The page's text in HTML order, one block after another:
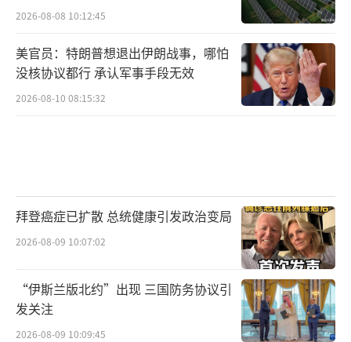
2026-08-08 10:12:45
美官员：特朗普想退出伊朗战事，哪怕
没核协议都行 承认军事手段无效
2026-08-10 08:15:32
拜登癌症已扩散 总统健康引发政治变局
2026-08-09 10:07:02
“伊斯兰版北约”出现 三国防务协议引
发关注
2026-08-09 10:09:45